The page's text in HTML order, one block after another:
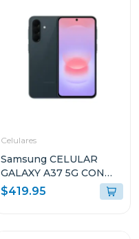
Celulares
Samsung CELULAR
GALAXY A37 5G CON
8GB RAM Y 256GB
ALMACENAMIENTO
$419.95